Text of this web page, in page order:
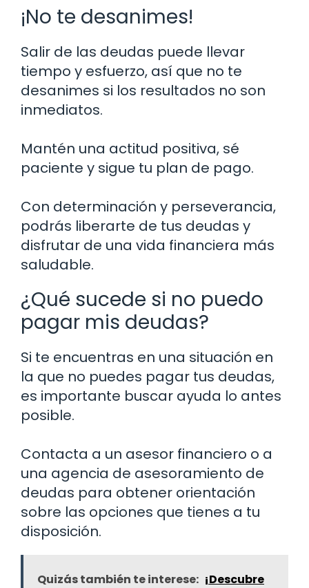
¡No te desanimes!
Salir de las deudas puede llevar
tiempo y esfuerzo, así que no te
desanimes si los resultados no son
inmediatos.
Mantén una actitud positiva, sé
paciente y sigue tu plan de pago.
Con determinación y perseverancia,
podrás liberarte de tus deudas y
disfrutar de una vida financiera más
saludable.
¿Qué sucede si no puedo
pagar mis deudas?
Si te encuentras en una situación en
la que no puedes pagar tus deudas,
es importante buscar ayuda lo antes
posible.
Contacta a un asesor financiero o a
una agencia de asesoramiento de
deudas para obtener orientación
sobre las opciones que tienes a tu
disposición.
Quizás también te interese: ¡Descubre